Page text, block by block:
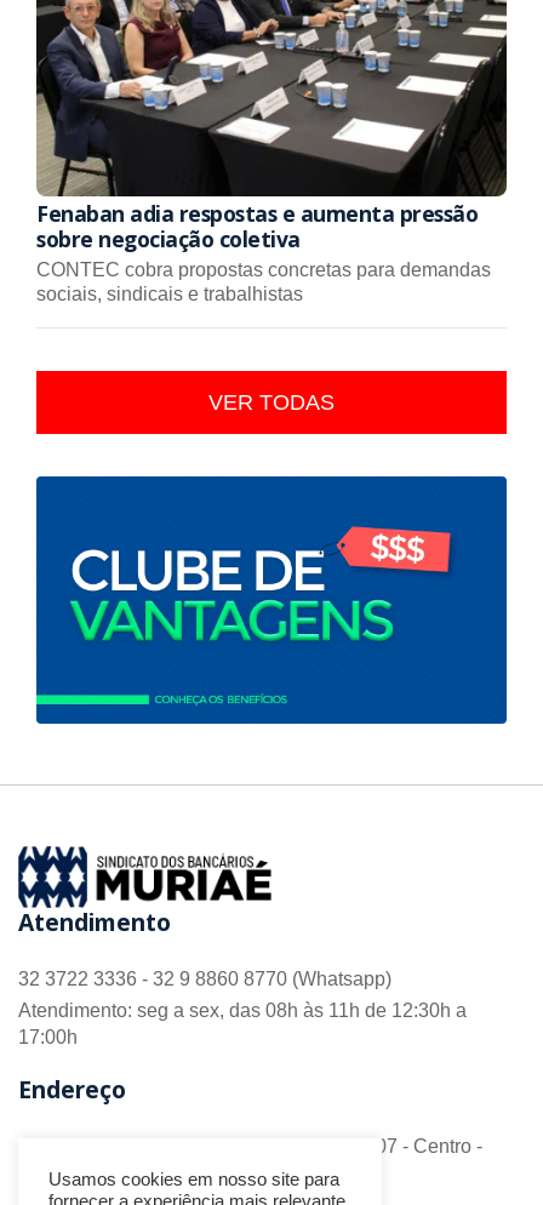
Fenaban adia respostas e aumenta pressão
sobre negociação coletiva
CONTEC cobra propostas concretas para demandas
sociais, sindicais e trabalhistas
VER TODAS
Atendimento
32 3722 3336 - 32 9 8860 8770 (Whatsapp)
Atendimento: seg a sex, das 08h às 11h de 12:30h a
17:00h
Endereço
R. Barão do Monte Alto nº 70 - Sala 306/307 - Centro -
CEP 36.880-018 - Muriaé/MG
Usamos cookies em nosso site para